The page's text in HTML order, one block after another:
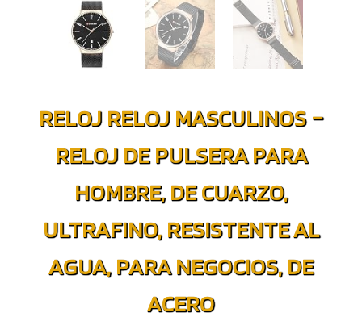
RELOJ RELOJ MASCULINOS –
RELOJ DE PULSERA PARA
HOMBRE, DE CUARZO,
ULTRAFINO, RESISTENTE AL
AGUA, PARA NEGOCIOS, DE
ACERO